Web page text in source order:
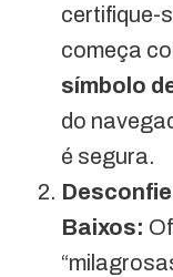
certifique-
começa
símbolo
do
é segura.
Baixos: